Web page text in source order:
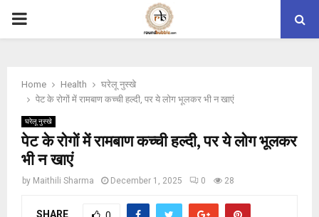
PRIMARY
Home Health
घरेलू नुस्‍खे
पेट के रोगों में रामबाण कच्ची हल्दी, पर ये लोग भूलकर भी न खाएं
घरेलू नुस्‍खे
पेट के रोगों में रामबाण कच्ची हल्दी, पर ये लोग भूलकर
भी न खाएं
by Maithili Sharma December 1, 2025 0 28
SHARE